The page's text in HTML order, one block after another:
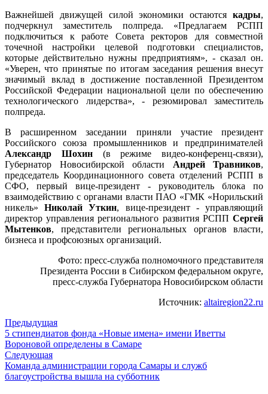
Важнейшей движущей силой экономики остаются кадры,
подчеркнул заместитель полпреда. «Предлагаем РСПП
подключиться к работе Совета ректоров для совместной
точечной настройки целевой подготовки специалистов,
которые действительно нужны предприятиям», - сказал он.
«Уверен, что принятые по итогам заседания решения внесут
значимый вклад в достижение поставленной Президентом
Российской Федерации национальной цели по обеспечению
технологического лидерства», - резюмировал заместитель
полпреда.
В расширенном заседании приняли участие президент
Российского союза промышленников и предпринимателей
Александр Шохин(в режиме видео-конференц-связи),
Губернатор Новосибирской области Андрей Травников,
председатель Координационного совета отделений РСПП в
СФО, первый вице-президент - руководитель блока по
взаимодействию с органами власти ПАО «ГМК «Норильский
никель»Николай Уткин, вице-президент - управляющий
директор управления регионального развития РСПП Сергей
Мытенков, представители региональных органов власти,
бизнеса и профсоюзных организаций.
Фото: пресс-служба полномочного представителя
Президента России в Сибирском федеральном округе,
пресс-служба Губернатора Новосибирском области
Источник: altairegion22.ru
Предыдущая
5 стипендиатов фонда «Новые имена» имени Иветты
Вороновой определены в Самаре
Следующая
Команда администрации города Самары и служб
благоустройства вышла на субботник